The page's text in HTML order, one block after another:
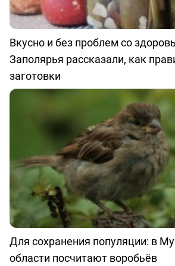
Вкусно и без проблем со
Заполярья рассказали, как
заготовки
Для сохранения популяции: в
области посчитают воробьёв